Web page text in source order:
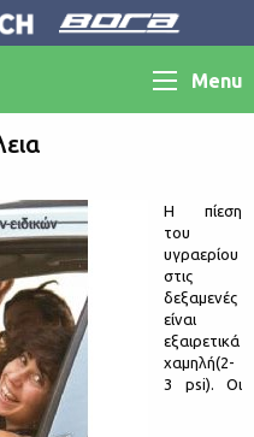
Menu
Η πίεση
του
υγραερίου
στις
δεξαμενές
είναι
εξαιρετικά
χαμηλή(2-
3 psi). Οι